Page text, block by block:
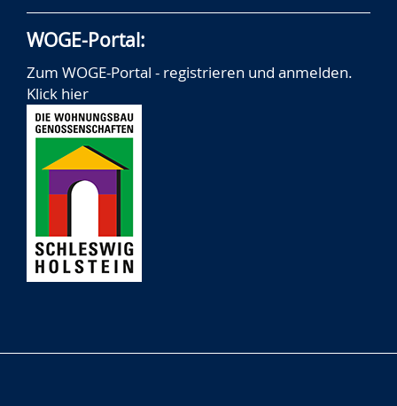
WOGE-Portal:
Zum WOGE-Portal - registrieren und anmelden.
Klick hier